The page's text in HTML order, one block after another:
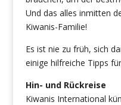
Und das alles inmitten
Kiwanis-Familie!
Es ist nie zu früh, sich
einige hilfreiche Tipps
Hin- und Rückreise
Kiwanis International